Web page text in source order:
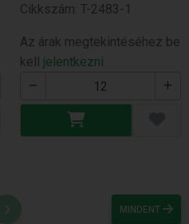
Cikkszám: T-2483-1
Az árak megtekintéséhez be
kell jelentkezni
MINDENT